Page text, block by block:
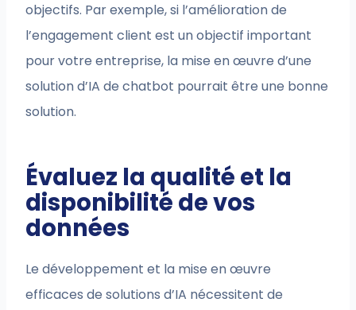
objectifs. Par exemple, si l’amélioration de
l’engagement client est un objectif important
pour votre entreprise, la mise en œuvre d’une
solution d’IA de chatbot pourrait être une bonne
solution.
Évaluez la qualité et la
disponibilité de vos
données
Le développement et la mise en œuvre
efficaces de solutions d’IA nécessitent de